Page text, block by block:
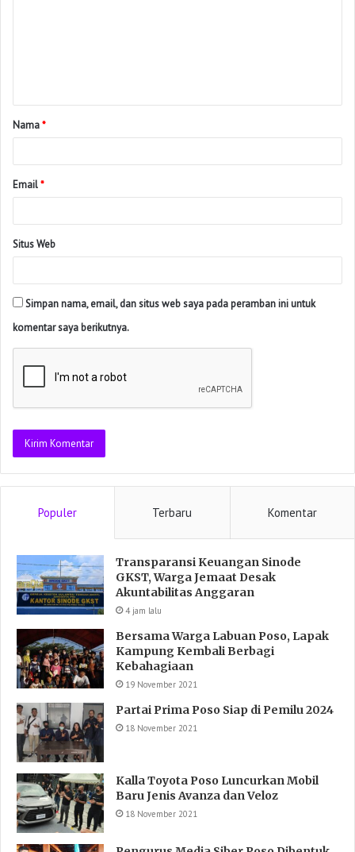
Nama*
Email*
Situs Web
Simpan nama, email, dan situs web saya pada peramban ini untuk
komentar saya berikutnya.
Populer Terbaru Komentar
Transparansi Keuangan Sinode
GKST, Warga Jemaat Desak
Akuntabilitas Anggaran
4 jam lalu
Bersama Warga Labuan Poso, Lapak
Kampung Kembali Berbagi
Kebahagiaan
19 November 2021
Partai Prima Poso Siap di Pemilu 2024
18 November 2021
Kalla Toyota Poso Luncurkan Mobil
Baru Jenis Avanza dan Veloz
18 November 2021